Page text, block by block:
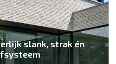
slank, strak én